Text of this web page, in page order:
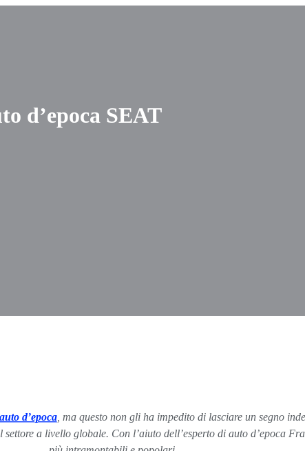
d’epoca SEAT
auto d’epoca, ma questo non gli ha impedito di lasciare un segno
a livello globale. Con l’aiuto dell’esperto di auto d’epoca